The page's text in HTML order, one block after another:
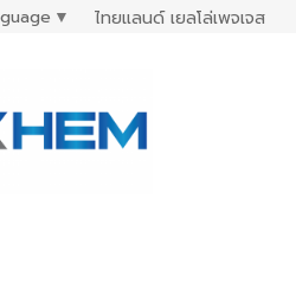
▼ ไทยแลนด์ เยลโล่เพจเจส